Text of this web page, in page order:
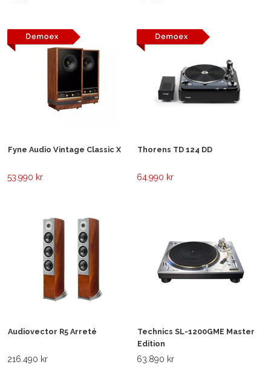
Fyne Audio Vintage Classic X
53.990 kr
Thorens TD 124 DD
64.990 kr
Audiovector R5 Arreté
216.490 kr
Technics SL-1200GME Master
Edition
63.890 kr